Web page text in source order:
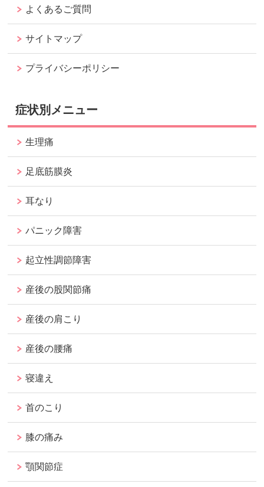
よくあるご質問
サイトマップ
プライバシーポリシー
症状別メニュー
生理痛
足底筋膜炎
耳なり
パニック障害
起立性調節障害
産後の股関節痛
産後の肩こり
産後の腰痛
寝違え
首のこり
膝の痛み
顎関節症